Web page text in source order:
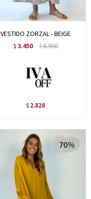
VESTIDO ZORZAL - BEIGE
$ 3.450 $6.900
$ 2.828